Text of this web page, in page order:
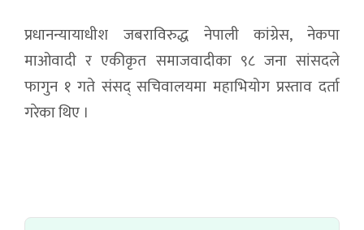
प्रधानन्यायाधीश जबराविरुद्ध नेपाली कांग्रेस, नेकपा
माओवादी र एकीकृत समाजवादीका ९८ जना सांसदले
फागुन १ गते संसद् सचिवालयमा महाभियोग प्रस्ताव दर्ता
गरेका थिए ।